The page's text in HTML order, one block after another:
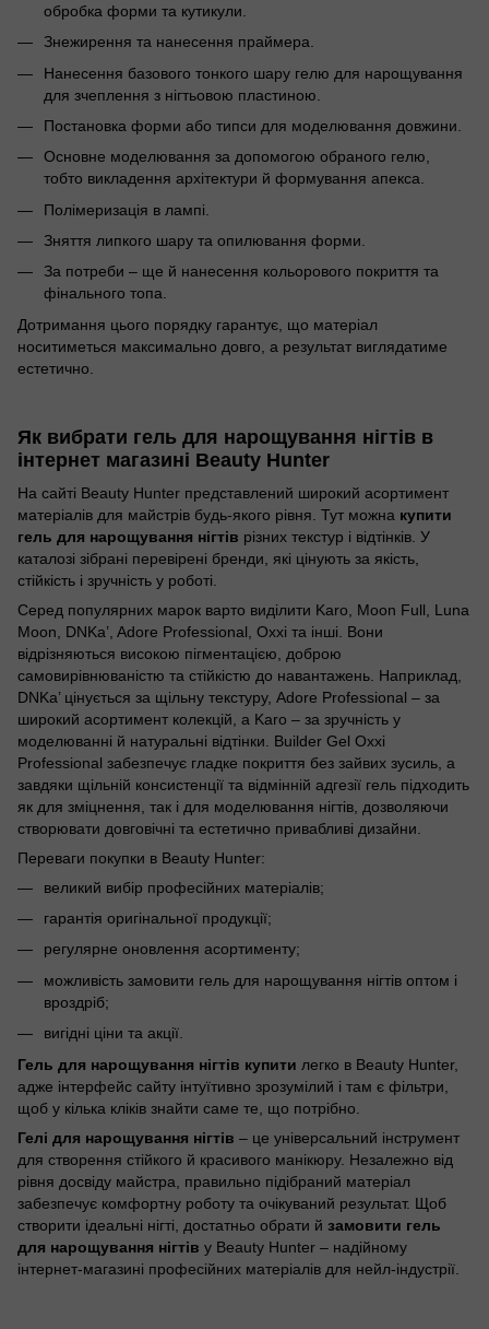
обробка форми та кутикули.
Знежирення та нанесення праймера.
Нанесення базового тонкого шару гелю для нарощування
для зчеплення з нігтьовою пластиною.
Постановка форми або типси для моделювання довжини.
Основне моделювання за допомогою обраного гелю,
тобто викладення архітектури й формування апекса.
Полімеризація в лампі.
Зняття липкого шару та опилювання форми.
За потреби – ще й нанесення кольорового покриття та
фінального топа.
Дотримання цього порядку гарантує, що матеріал
носитиметься максимально довго, а результат виглядатиме
естетично.
Як вибрати гель для нарощування нігтів в
інтернет магазині Beauty Hunter
На сайті Beauty Hunter представлений широкий асортимент
матеріалів для майстрів будь-якого рівня. Тут можна купити
гель для нарощування нігтів різних текстур і відтінків. У
каталозі зібрані перевірені бренди, які цінують за якість,
стійкість і зручність у роботі.
Серед популярних марок варто виділити Karo, Moon Full, Luna
Moon, DNKa’, Adore Professional, Oxxi та інші. Вони
відрізняються високою пігментацією, доброю
самовирівнюваністю та стійкістю до навантажень. Наприклад,
DNKa’ цінується за щільну текстуру, Adore Professional – за
широкий асортимент колекцій, а Karo – за зручність у
моделюванні й натуральні відтінки. Builder Gel Oxxi
Professional забезпечує гладке покриття без зайвих зусиль, а
завдяки щільній консистенції та відмінній адгезії гель підходить
як для зміцнення, так і для моделювання нігтів, дозволяючи
створювати довговічні та естетично привабливі дизайни.
Переваги покупки в Beauty Hunter:
великий вибір професійних матеріалів;
гарантія оригінальної продукції;
регулярне оновлення асортименту;
можливість замовити гель для нарощування нігтів оптом і
вроздріб;
вигідні ціни та акції.
Гель для нарощування нігтів купити легко в Beauty Hunter,
адже інтерфейс сайту інтуїтивно зрозумілий і там є фільтри,
щоб у кілька кліків знайти саме те, що потрібно.
Гелі для нарощування нігтів – це універсальний інструмент
для створення стійкого й красивого манікюру. Незалежно від
рівня досвіду майстра, правильно підібраний матеріал
забезпечує комфортну роботу та очікуваний результат. Щоб
створити ідеальні нігті, достатньо обрати й замовити гель
для нарощування нігтів у Beauty Hunter – надійному
інтернет-магазині професійних матеріалів для нейл-індустрії.